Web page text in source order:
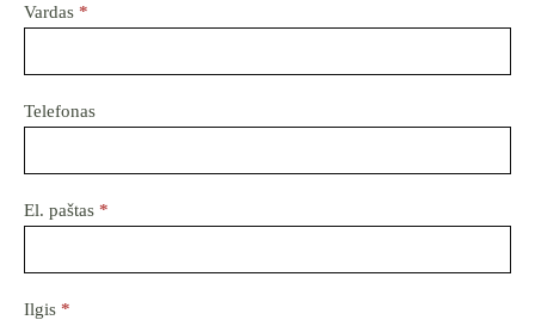
Vardas *
Telefonas
El. paštas *
Ilgis *